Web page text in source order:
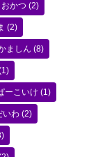
おかつ (2)
(2)
ましん (8)
ーこいけ (1)
いわ (2)